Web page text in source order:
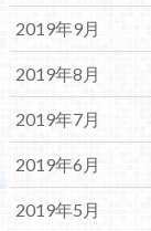
2019年9月
2019年8月
2019年7月
2019年6月
2019年5月